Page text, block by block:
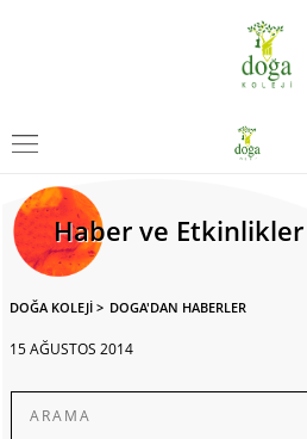
Haber ve Etkinlikler
DOĞA KOLEJİ > DOGA'DAN HABERLER
15 AĞUSTOS 2014